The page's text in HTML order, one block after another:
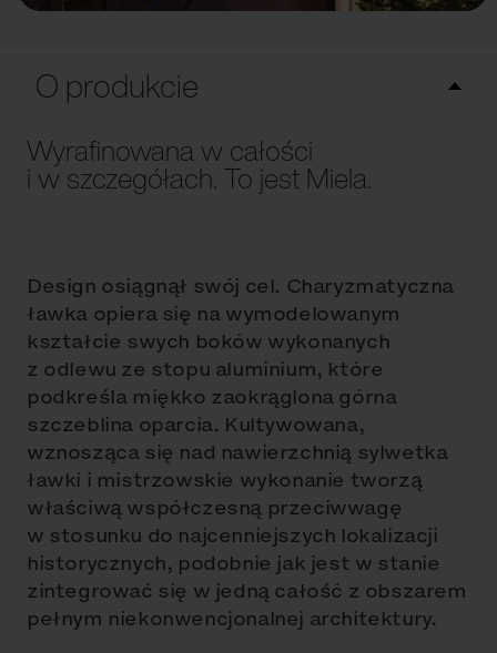
O produkcie
Wyrafinowana w całości
i w szczegółach. To jest Miela.
Design osiągnął swój cel. Charyzmatyczna
ławka opiera się na wymodelowanym
kształcie swych boków wykonanych
z odlewu ze stopu aluminium, które
podkreśla miękko zaokrąglona górna
szczeblina oparcia. Kultywowana,
wznosząca się nad nawierzchnią sylwetka
ławki i mistrzowskie wykonanie tworzą
właściwą współczesną przeciwwagę
w stosunku do najcenniejszych lokalizacji
historycznych, podobnie jak jest w stanie
zintegrować się w jedną całość z obszarem
pełnym niekonwencjonalnej architektury.